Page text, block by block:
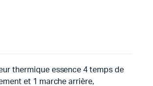
thermique essence 4 temps de
et 1 marche arrière,